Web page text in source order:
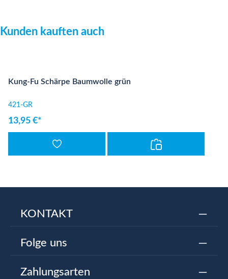
Produktgalerie überspringen
Kunden kauften auch
Kung-Fu Schärpe Baumwolle grün
421-GR
13,95 €*
KONTAKT
Folge uns
Zahlungsarten